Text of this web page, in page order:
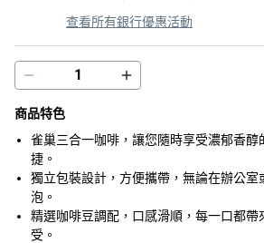
查看所有銀行優惠活動
商品特色
雀巢三合一咖啡，讓您隨時享受濃郁香醇
捷。
獨立包裝設計，方便攜帶，無論在辦公室
泡。
精選咖啡豆調配，口感滑順，每一口都帶
受。